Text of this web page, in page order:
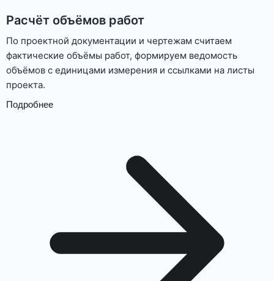
Расчёт объёмов работ
По проектной документации и чертежам считаем
фактические объёмы работ, формируем ведомость
объёмов с единицами измерения и ссылками на листы
проекта.
Подробнее